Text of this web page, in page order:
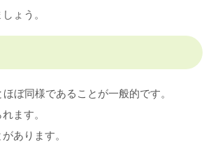
ょう。
ぼ同様であることが一般的です。
ます。
あります。